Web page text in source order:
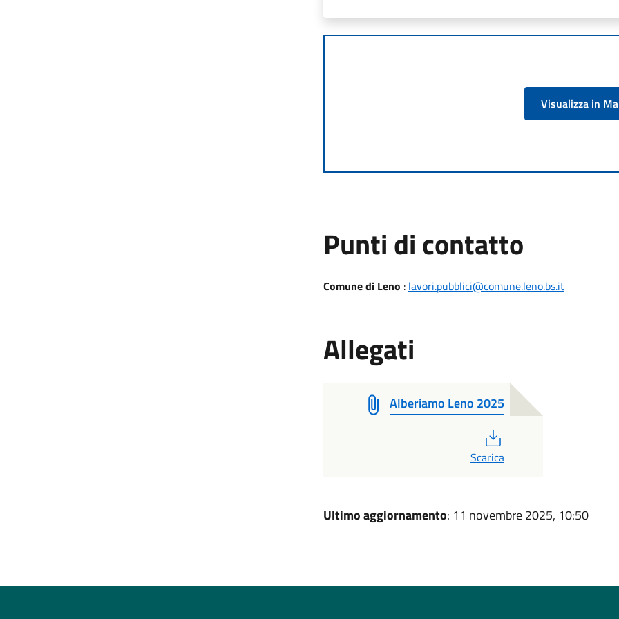
Visualizza in
Punti di contatto
Comune di Leno : lavori.pubblici@comune.leno.bs.it
Allegati
Alberiamo Leno 2025
Scarica
Ultimo aggiornamento: 11 novembre 2025, 10:50